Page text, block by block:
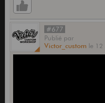
#677
Publié par
Victor_custom le 12